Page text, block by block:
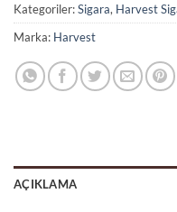
Kategoriler:Sigara, Harvest
Marka: Harvest
AÇIKLAMA